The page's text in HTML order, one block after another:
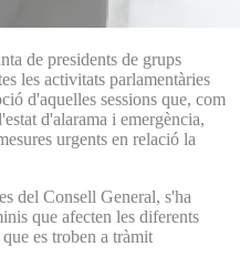
de presidents de grups
les activitats parlamentàries
d'aquelles sessions que, com
d'alarama i emergència,
urgents en relació la
del Consell General, s'ha
que afecten les diferents
es troben a tràmit